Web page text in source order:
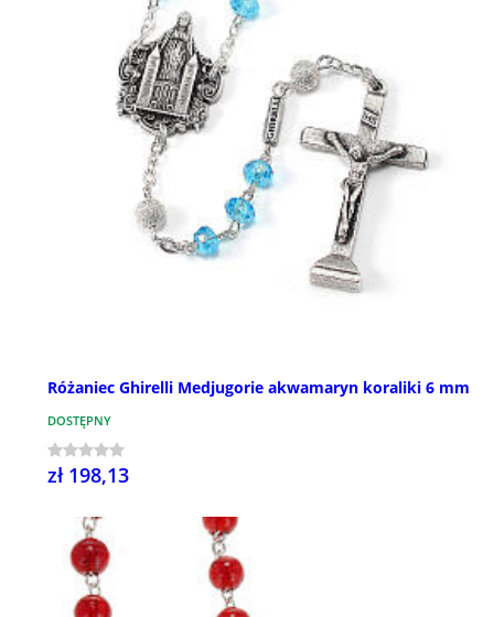
Różaniec Ghirelli Medjugorie akwamaryn koraliki 6 mm
DOSTĘPNY
zł 198,13